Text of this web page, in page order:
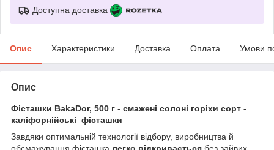
Доступна доставка
Опис Характеристики Доставка Оплата Умови
Опис
Фісташки BakaDor, 500 г - смажені солоні горіхи сорт -
каліфорнійські фісташки
Завдяки оптимальній технології відбору, виробництва й
обсмажування фісташка легко відкривається без зайвих